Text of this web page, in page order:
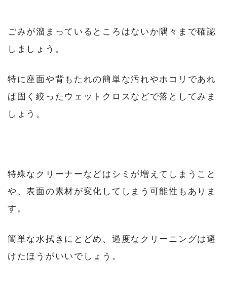
ごみが溜まっているところはないか隅々まで確認
しましょう。
特に座面や背もたれの簡単な汚れやホコリであれ
ば固く絞ったウェットクロスなどで落としてみま
しょう。
特殊なクリーナーなどはシミが増えてしまうこと
や、表面の素材が変化してしまう可能性もありま
す。
簡単な水拭きにとどめ、過度なクリーニングは避
けたほうがいいでしょう。